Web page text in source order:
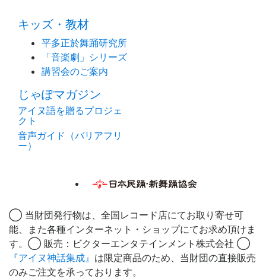
キッズ・教材
平多正於舞踊研究所
「音楽劇」シリーズ
講習会のご案内
じゃぽマガジン
アイヌ語を贈るプロジェ
クト
音声ガイド（バリアフリ
ー）
◯ 当財団発行物は、全国レコード店にてお取り寄せ可
能、また各種インターネット・ショップにてお求め頂けま
す。◯ 販売：ビクターエンタテインメント株式会社 ◯
『アイヌ神話集成』 は限定商品のため、当財団の直接販売
のみご注文を承っております。